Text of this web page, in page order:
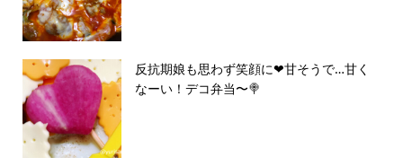
反抗期娘も思わず笑顔に❤︎甘そうで…甘く
なーい！デコ弁当〜🍭